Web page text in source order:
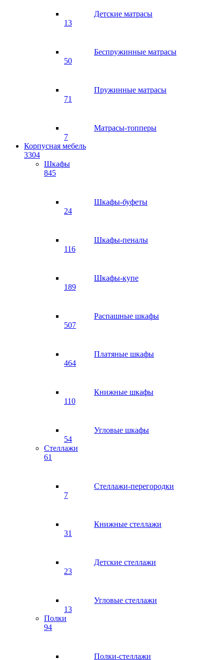
Детские матрасы
13
Беспружинные матрасы
50
Пружинные матрасы
71
Матрасы-топперы
7
Корпусная мебель
3304
Шкафы
845
Шкафы-буфеты
24
Шкафы-пеналы
116
Шкафы-купе
189
Распашные шкафы
507
Платяные шкафы
464
Книжные шкафы
110
Угловые шкафы
54
Стеллажи
61
Стеллажи-перегородки
7
Книжные стеллажи
31
Детские стеллажи
23
Угловые стеллажи
13
Полки
94
Полки-стеллажи